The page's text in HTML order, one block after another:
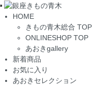
Toggle
navigation
HOME
きもの青木総合 TOP
ONLINESHOP TOP
あおきgallery
新着商品
お気に入り
あおきセレクション